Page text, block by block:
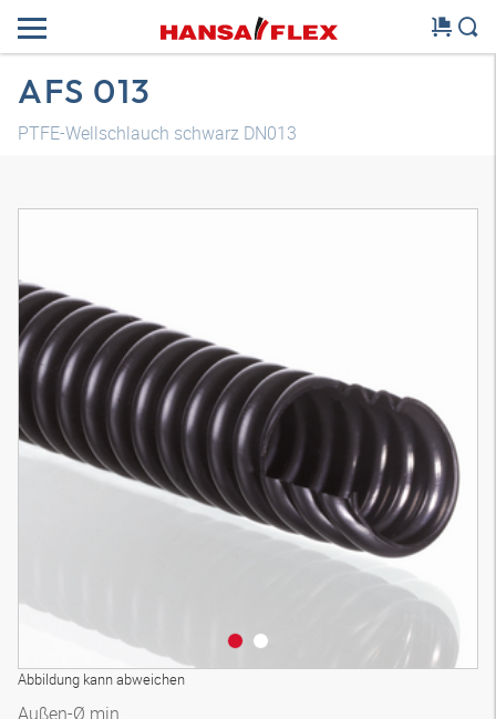
AFS 013
PTFE-Wellschlauch schwarz DN013
Abbildung kann abweichen
Außen-Ø min.